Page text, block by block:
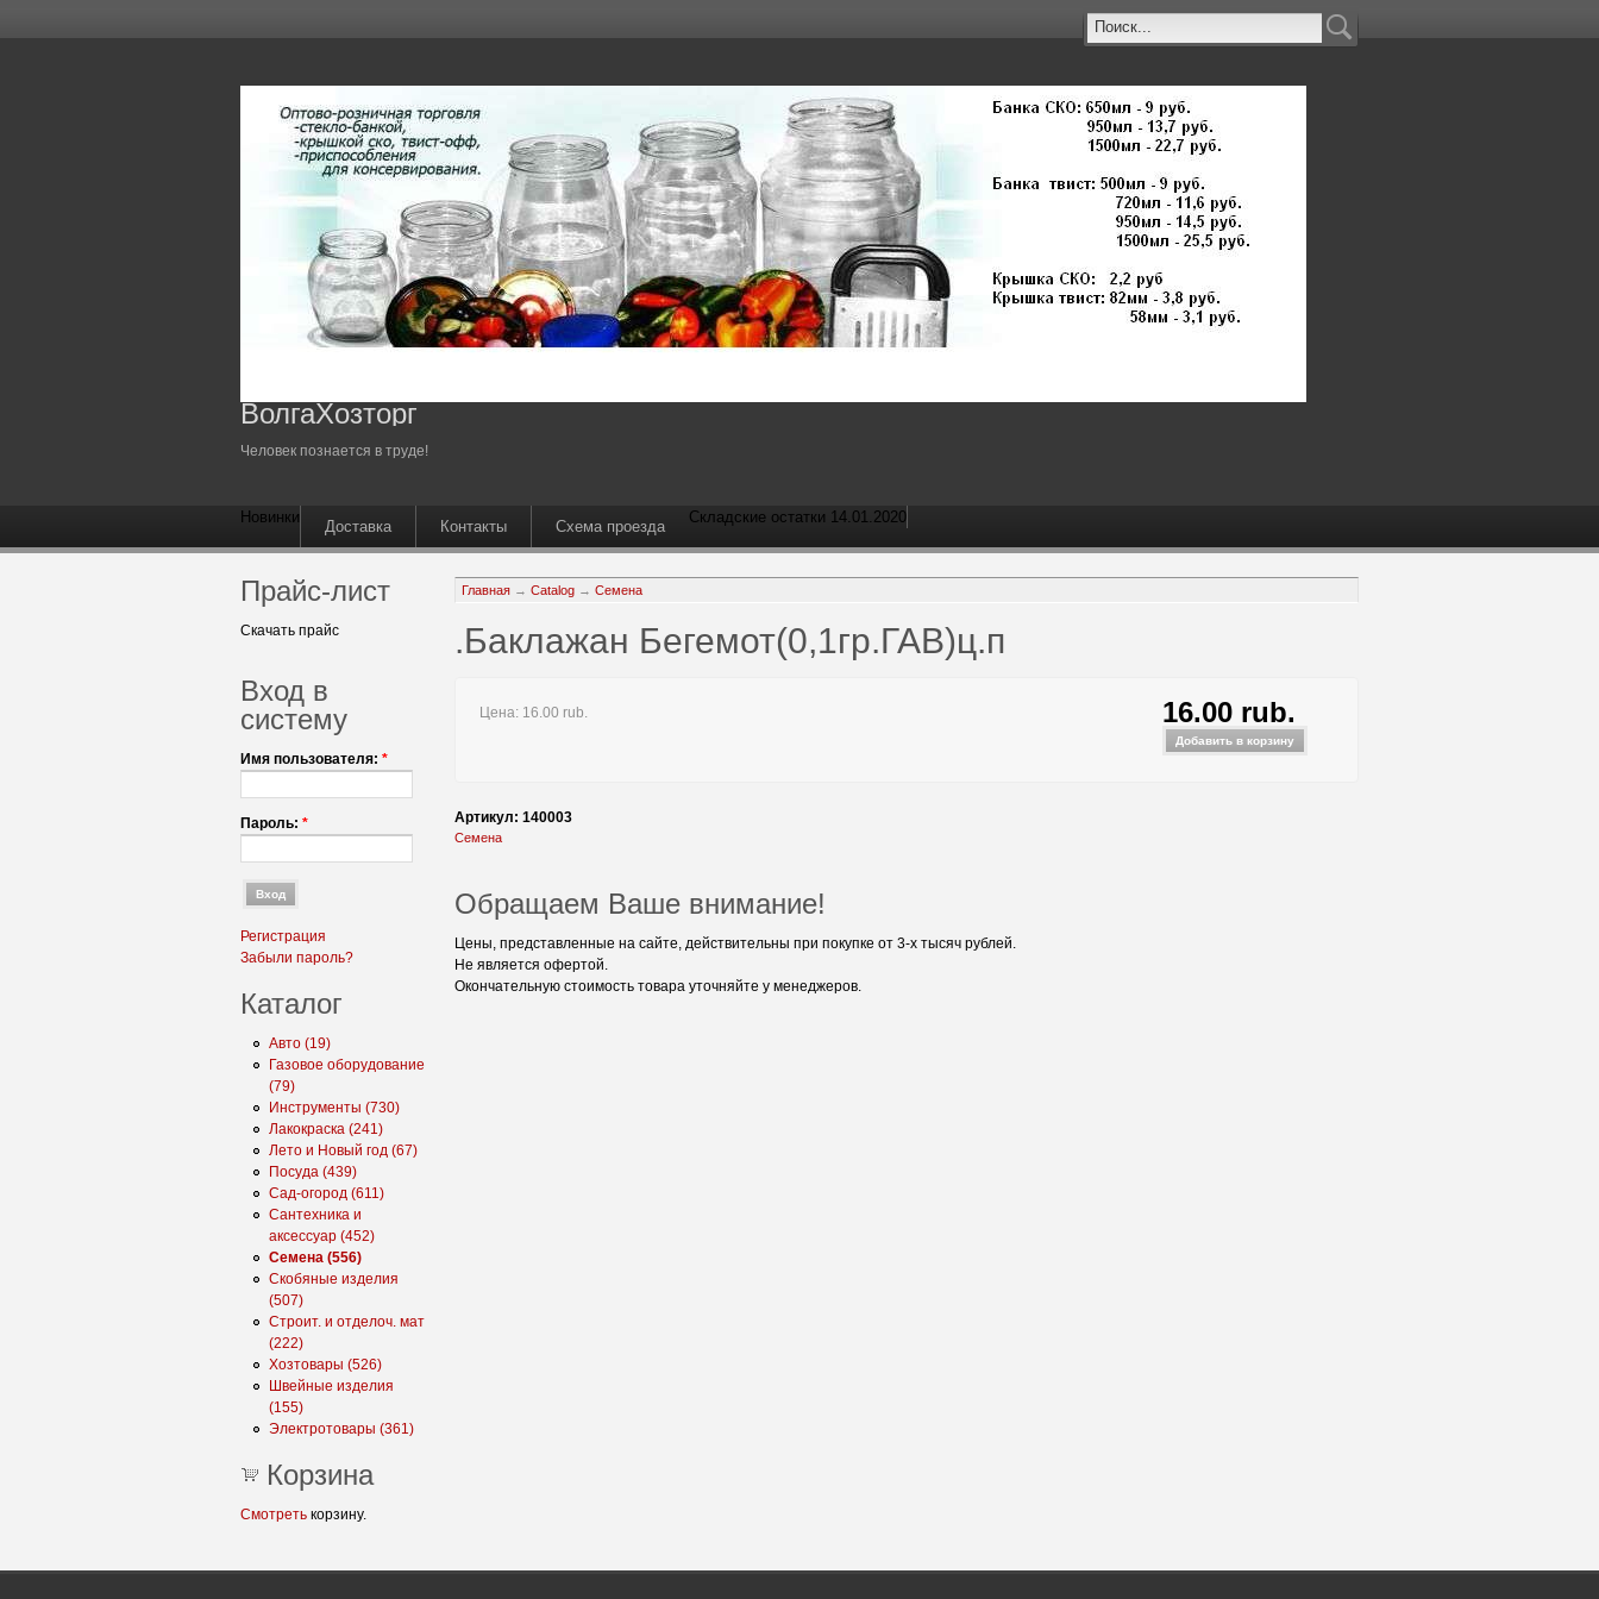
ВолгаХозторг
Человек познается в труде!
Новинки
Доставка Контакты Схема проезда
Складские остатки 14.01.2020
Прайс-лист
Скачать прайс
Вход в
систему
Имя пользователя: *
Пароль: *
Регистрация
Забыли пароль?
Каталог
Авто (19)
Газовое оборудование
(79)
Инструменты (730)
Лакокраска (241)
Лето и Новый год (67)
Посуда (439)
Сад-огород (611)
Сантехника и
аксессуар (452)
Семена (556)
Скобяные изделия
(507)
Строит. и отделоч. мат
(222)
Хозтовары (526)
Швейные изделия
(155)
Электротовары (361)
Корзина
Смотреть корзину.
Главная → Catalog → Семена
.Баклажан Бегемот(0,1гр.ГАВ)ц.п
Цена: 16.00 rub. 16.00 rub.
Артикул: 140003
Семена
Обращаем Ваше внимание!
Цены, представленные на сайте, действительны при покупке от 3-х тысяч рублей.
Не является офертой.
Окончательную стоимость товара уточняйте у менеджеров.